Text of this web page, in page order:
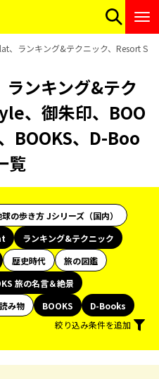
、ランキング&テクニック、Resort
ンキング&テク
、御朱印、BOO
BOOKS、D-Boo
覧
の歩き方 Jシリーズ（国内）
ランキング&テクニック
歴史時代
旅の図鑑
旅の名言＆絶景
み物 BOOKS
D-Books
絞り込み条件を追加